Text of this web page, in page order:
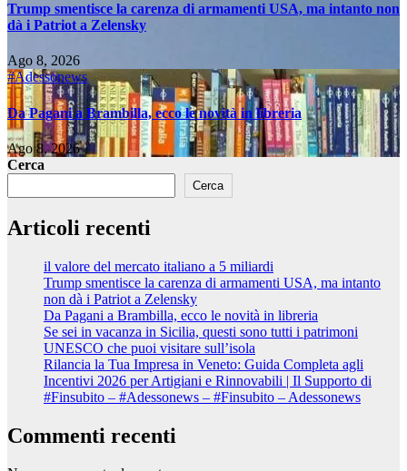
Trump smentisce la carenza di armamenti USA, ma intanto non
dà i Patriot a Zelensky
Ago 8, 2026
#Adessonews
Da Pagani a Brambilla, ecco le novità in libreria
Ago 8, 2026
Cerca
Cerca
Articoli recenti
il valore del mercato italiano a 5 miliardi
Trump smentisce la carenza di armamenti USA, ma intanto
non dà i Patriot a Zelensky
Da Pagani a Brambilla, ecco le novità in libreria
Se sei in vacanza in Sicilia, questi sono tutti i patrimoni
UNESCO che puoi visitare sull’isola
Rilancia la Tua Impresa in Veneto: Guida Completa agli
Incentivi 2026 per Artigiani e Rinnovabili | Il Supporto di
#Finsubito – #Adessonews – #Finsubito – Adessonews
Commenti recenti